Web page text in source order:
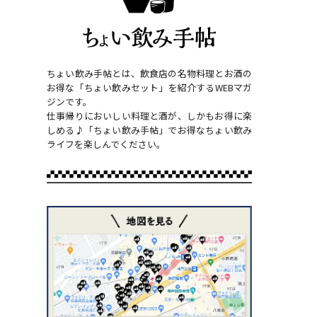
ちょい飲み手帖とは、飲食店の名物料理とお酒の
お得な「ちょい飲みセット」を紹介するWEBマガ
ジンです。
仕事帰りにおいしい料理と酒が、しかもお得に楽
しめる♪「ちょい飲み手帖」でお得なちょい飲み
ライフを楽しんでください。